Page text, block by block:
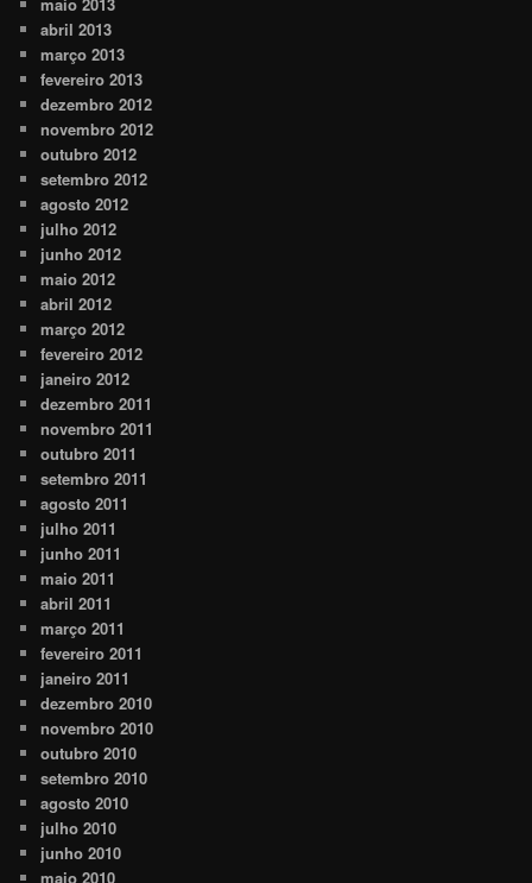
abril 2013
março 2013
fevereiro 2013
dezembro 2012
novembro 2012
outubro 2012
setembro 2012
agosto 2012
julho 2012
junho 2012
maio 2012
abril 2012
março 2012
fevereiro 2012
janeiro 2012
dezembro 2011
novembro 2011
outubro 2011
setembro 2011
agosto 2011
julho 2011
junho 2011
maio 2011
abril 2011
março 2011
fevereiro 2011
janeiro 2011
dezembro 2010
novembro 2010
outubro 2010
setembro 2010
agosto 2010
julho 2010
junho 2010
maio 2010